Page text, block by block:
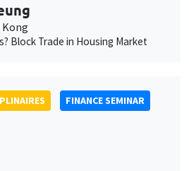
Block Trade in Housing Market
FINANCE SEMINAR